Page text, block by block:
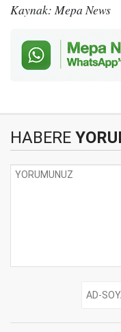
Kaynak: Mepa News
HABERE